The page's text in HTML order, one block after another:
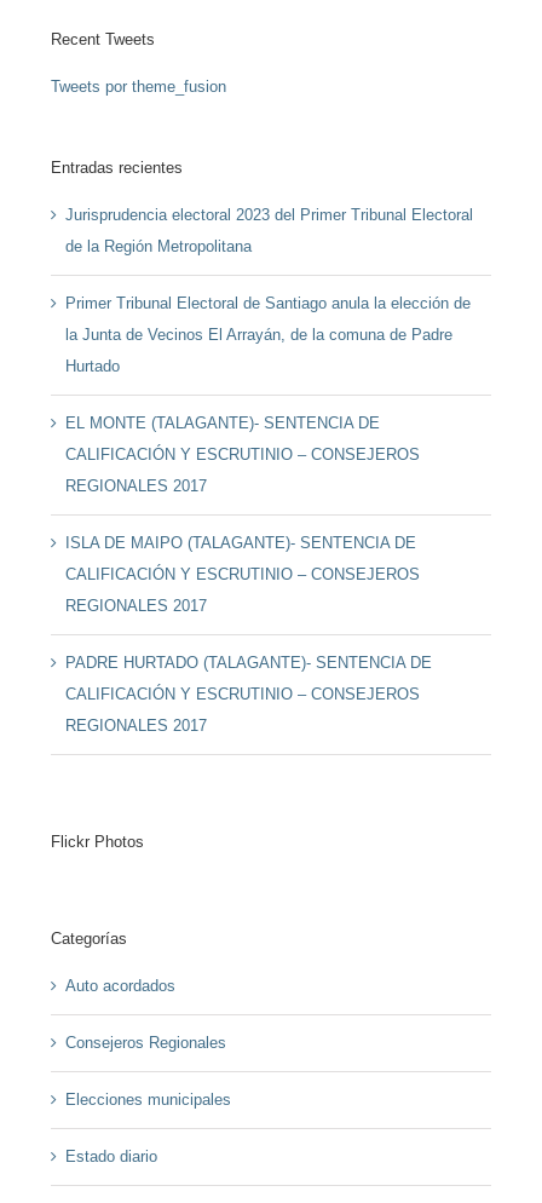
Recent Tweets
Tweets por theme_fusion
Entradas recientes
Jurisprudencia electoral 2023 del Primer Tribunal Electoral
de la Región Metropolitana
Primer Tribunal Electoral de Santiago anula la elección de
la Junta de Vecinos El Arrayán, de la comuna de Padre
Hurtado
EL MONTE (TALAGANTE)- SENTENCIA DE
CALIFICACIÓN Y ESCRUTINIO – CONSEJEROS
REGIONALES 2017
ISLA DE MAIPO (TALAGANTE)- SENTENCIA DE
CALIFICACIÓN Y ESCRUTINIO – CONSEJEROS
REGIONALES 2017
PADRE HURTADO (TALAGANTE)- SENTENCIA DE
CALIFICACIÓN Y ESCRUTINIO – CONSEJEROS
REGIONALES 2017
Flickr Photos
Categorías
Auto acordados
Consejeros Regionales
Elecciones municipales
Estado diario